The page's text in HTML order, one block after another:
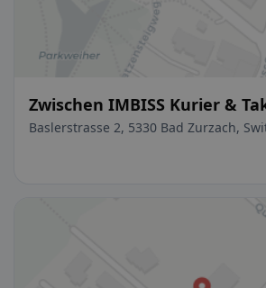
Zwischen IMBISS Kurier &
Zurzach
Baslerstrasse 2, 5330 Bad Zurzach,